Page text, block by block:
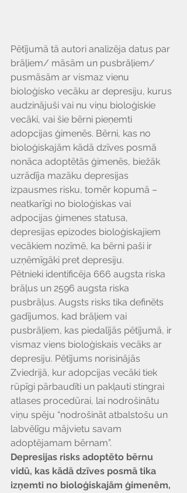
Pētījumā tā autori analizēja datus par
brāļiem/ māsām un pusbrāļiem/
pusmāsām ar vismaz vienu
bioloģisko vecāku ar depresiju, kurus
audzinājuši vai nu viņu bioloģiskie
vecāki, vai šie bērni pieņemti
adopcijas ģimenēs. Bērni, kas no
bioloģiskajām kādā dzīves posmā
nonāca adoptētās ģimenēs, biežāk
uzrādīja mazāku depresijas
izpausmes risku, tomēr kopumā –
neatkarīgi no bioloģiskas vai
adpocijas ģimenes statusa,
depresijas epizodes bioloģiskajiem
vecākiem nozīmē, ka bērni paši ir
uzņēmīgāki pret depresiju.
Pētnieki identificēja 666 augsta riska
brāļus un 2596 augsta riska
pusbrāļus. Augsts risks tika definēts
gadījumos, kad brāļiem vai
pusbrāļiem, kas piedalījās pētījumā, ir
vismaz viens bioloģiskais vecāks ar
depresiju. Pētījums norisinājās
Zviedrijā, kur adopcijas vecāki tiek
rūpīgi pārbaudīti un pakļauti stingrai
atlases procedūrai, lai nodrošinātu
viņu spēju “nodrošināt atbalstošu un
labvēlīgu mājvietu savam
adoptējamam bērnam”.
Depresijas risks adoptēto bērnu
vidū, kas kādā dzīves posmā tika
izņemti no bioloģiskajām ģimenēm,